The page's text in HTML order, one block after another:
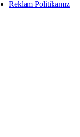
Reklam Politikamız